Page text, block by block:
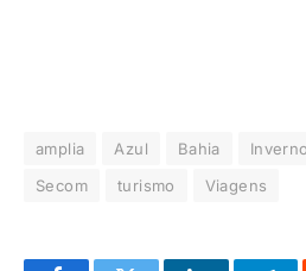
amplia Azul Bahia Inverno
Secom
turismo Viagens